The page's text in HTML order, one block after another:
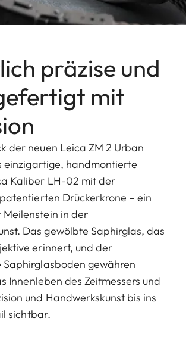
präzise und
mit
der neuen Leica ZM 2 Urban
einzigartige, handmontierte
Kaliber LH-02 mit der
Drückerkrone – ein
in der
Das gewölbte Saphirglas, das
erinnert, und der
gewähren
Innenleben des Zeitmessers und
und Handwerkskunst bis ins
sichtbar.